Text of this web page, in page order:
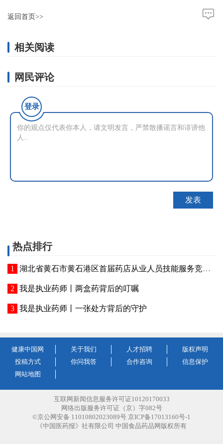
返回首页>>
相关阅读
网民评论
登录
热点排行
湖北省黄石市黄石港区首届药店从业人员技能服务竞赛成功举办
我是执业药师丨两盒药背后的叮嘱
我是执业药师丨一张处方背后的守护
健康中国网 关于我们 人才招聘
版权声明
投稿方式
你问我答 合作咨询
信息保护
网站地图
互联网新闻信息服务许可证10120170033
网络出版服务许可证（京）字082号
©京公网安备 11010802023089号 京ICP备17013160号-1
《中国医药报》社有限公司 中国食品药品网版权所有